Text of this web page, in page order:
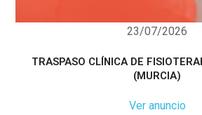
23/07/2026
TRASPASO CLÍNICA DE
(MURCIA)
Ver anuncio